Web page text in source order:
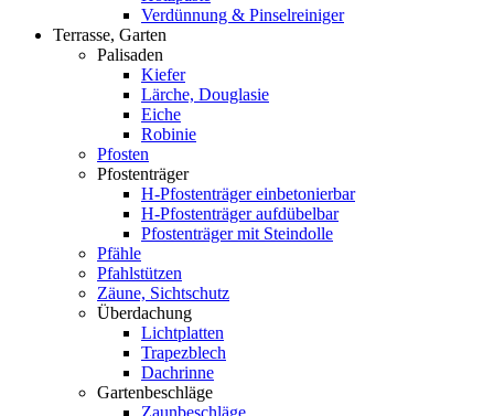
Verdünnung & Pinselreiniger
Terrasse, Garten
Palisaden
Kiefer
Lärche, Douglasie
Eiche
Robinie
Pfosten
Pfostenträger
H-Pfostenträger einbetonierbar
H-Pfostenträger aufdübelbar
Pfostenträger mit Steindolle
Pfähle
Pfahlstützen
Zäune, Sichtschutz
Überdachung
Lichtplatten
Trapezblech
Dachrinne
Gartenbeschläge
Zaunbeschläge